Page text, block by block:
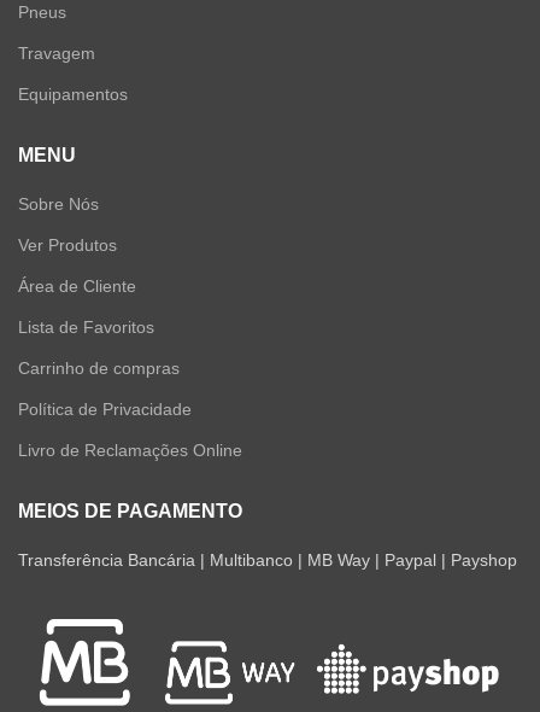
Pneus
Travagem
Equipamentos
MENU
Sobre Nós
Ver Produtos
Área de Cliente
Lista de Favoritos
Carrinho de compras
Política de Privacidade
Livro de Reclamações Online
MEIOS DE PAGAMENTO
Transferência Bancária | Multibanco | MB Way | Paypal | Payshop